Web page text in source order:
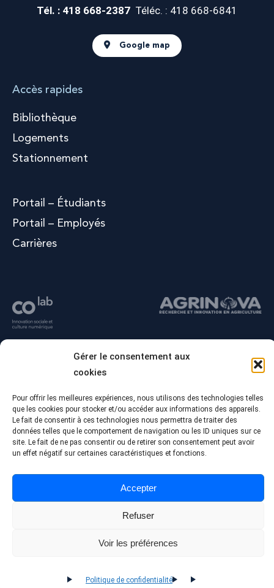
Gérer le consentement aux
cookies
Pour offrir les meilleures expériences, nous utilisons des technologies telles
que les cookies pour stocker et/ou accéder aux informations des appareils.
Le fait de consentir à ces technologies nous permettra de traiter des
données telles que le comportement de navigation ou les ID uniques sur ce
site. Le fait de ne pas consentir ou de retirer son consentement peut avoir
un effet négatif sur certaines caractéristiques et fonctions.
Accepter
Refuser
Voir les préférences
Politique de confidentialité
Tél. : 418 668-2387 Téléc. : 418 668-6841
Google map
Accès rapides
Bibliothèque
Logements
Stationnement
Portail – Étudiants
Portail – Employés
Carrières
© Tous droits réservés - Collège Alma
Conception Web :Agence Polka/Arsenal